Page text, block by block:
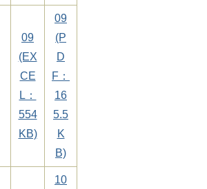
09
(EX
CE
L：
554
KB)
09
(P
D
F：
16
5.5
K
B)
10